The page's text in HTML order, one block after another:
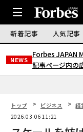
新着記事 人気記事
NEWS
Forbes JAPAN
記事ページ内の
トップ ビジネス 経
2026.03.06 11:21